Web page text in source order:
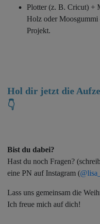
Plotter (z. B. Cricut) +
Holz oder Moosgummi
Projekt.
Hol dir jetzt die
👇
Bist du dabei?
Hast du noch Fragen?
eine PN auf Instagram (
Lass uns gemeinsam die
Ich freue mich auf dich!